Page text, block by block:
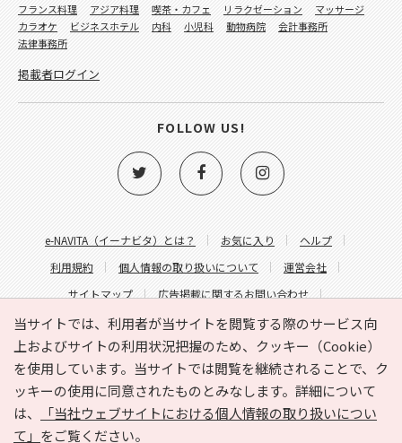
当サイトでは、利用者が当サイトを閲覧する際のサービス向
上およびサイトの利用状況把握のため、クッキー（Cookie）
を使用しています。当サイトでは閲覧を継続されることで、ク
ッキーの使用に同意されたものとみなします。詳細について
は、
「当社ウェブサイトにおける個人情報の取り扱いについ
て」 をご覧ください。
e-NAVITA（イーナビタ）とは？ お気に入り
ヘルプ
利用規約
個人情報の取り扱いについて
運営会社
サイトマップ
広告掲載に関するお問い合わせ
サイトの内容に関するお問い合わせ
フランス料理
アジア料理 喫茶・カフェ リラクゼーション
マッサージ
カラオケ
ビジネスホテル 内科 小児科 動物病院
会計事務所
法律事務所
掲載者ログイン
FOLLOW US!
Copyright © HYOJITO.Co.,Ltd. All Rights Reserved.